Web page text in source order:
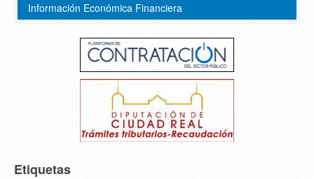
Información Económica Financiera
Etiquetas